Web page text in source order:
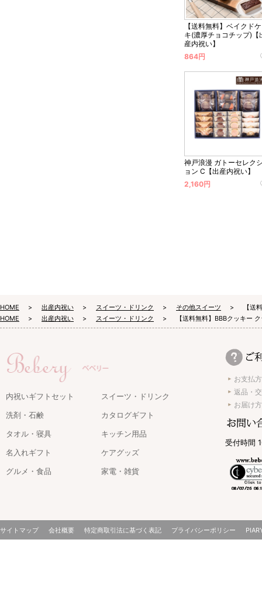
【送料無料】ベイクド
キ(濃厚チョコチップ)【
産内祝い】
864円
神戸浪漫 ガトーセレク
ョン C【出産内祝い】
2,160円
HOME 出産内祝い スイーツ・ドリンク その他スイーツ
【送
HOME
出産内祝い スイーツ・ドリンク 【送料無料】BBBクッキー
内祝いギフトセット
スイーツ・ドリンク
洗剤・石鹸
カタログギフト
タオル・寝具
キッチン用品
名入れギフト
ケアグッズ
グルメ・食品
家電・雑貨
お支払
返品・
お届け
受付時間
サイトマップ 会社概要 特定商取引法に基づく表記 プライバシーポリシー